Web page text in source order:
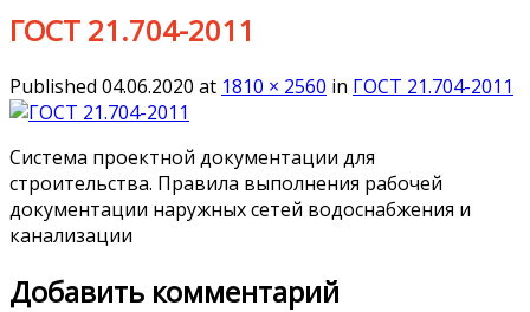
ГОСТ 21.704-2011
Published 04.06.2020 at 1810 × 2560 in ГОСТ 21.704-2011
Система проектной документации для
строительства. Правила выполнения рабочей
документации наружных сетей водоснабжения и
канализации
Добавить комментарий